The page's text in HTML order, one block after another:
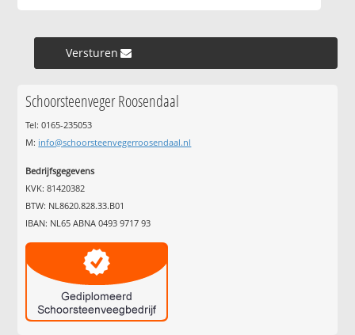
Versturen »
Schoorsteenveger Roosendaal
Tel: 0165-235053
M: info@schoorsteenvegerroosendaal.nl
Bedrijfsgegevens
KVK: 81420382
BTW: NL8620.828.33.B01
IBAN: NL65 ABNA 0493 9717 93